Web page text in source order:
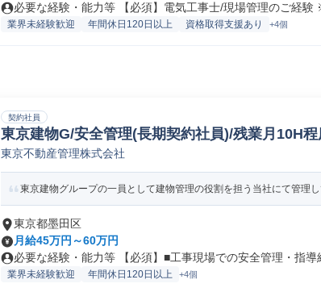
必要な経験・能力等 【必須】電気工事士/現場管理のご経験
業界未経験歓迎 年間休日120日以上 資格取得支援あり +4個
契約社員
東京建物G/安全管理(長期契約社員)/残業月10H
理/環境保全
東京不動産管理株式会社
東京建物グループの一員として建物管理の役割を担う当社にて管理
東京都墨田区
月給45万円～60万円
必要な経験・能力等 【必須】■工事現場での安全管理・指導
業界未経験歓迎 年間休日120日以上 +4個